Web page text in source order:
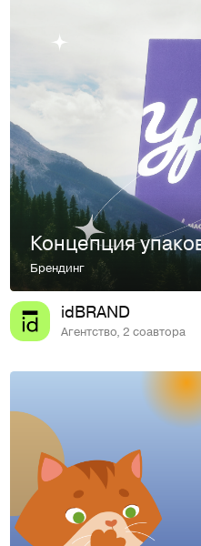
Брендинг
idBRAND
Агентство, 2 соавтора